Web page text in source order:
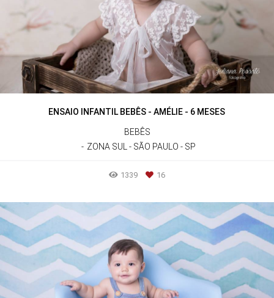
ENSAIO INFANTIL BEBÊS - AMÉLIE - 6 MESES
BEBÊS
ZONA SUL - SÃO PAULO - SP
1339 16